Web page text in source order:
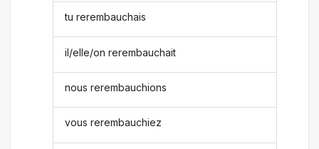
tu rerembauchais
il/elle/on rerembauchait
nous rerembauchions
vous rerembauchiez